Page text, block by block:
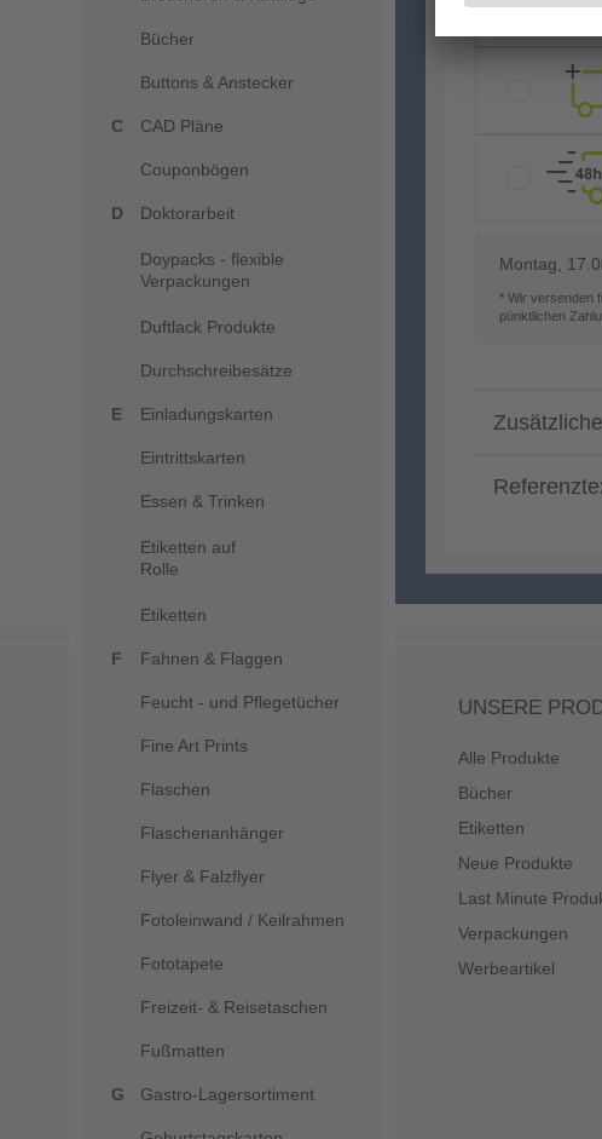
Bücher
Buttons & Anstecker
CAD Pläne
Couponbögen
Doktorarbeit
Doypacks - flexible
Verpackungen
Duftlack Produkte
Durchschreibesätze
Einladungskarten
Eintrittskarten
Essen & Trinken
Etiketten auf
Rolle
Etiketten
Fahnen & Flaggen
Feucht - und Pflegetücher
Fine Art Prints
Flaschen
Flaschenanhänger
Flyer & Falzflyer
Fotoleinwand / Keilrahmen
Fototapete
Freizeit- & Reisetaschen
Fußmatten
Gastro-Lagersortiment
Montag,
* Wir versenden
pünktlichen
UNSERE
Alle Produkte
Bücher
Etiketten
Neue Produkte
Last Minute
Verpackungen
Werbeartikel